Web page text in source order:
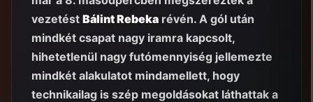
vezetést Bálint Rebeka révén. A gól után
mindkét csapat nagy iramra kapcsolt,
hihetetlenül nagy futómennyiség jellemezte
mindkét alakulatot mindamellett, hogy
technikailag is szép megoldásokat láthattak a